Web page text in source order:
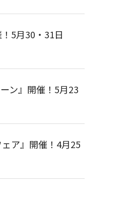
5月30・31日
ン』開催！5月23
ア』開催！4月25